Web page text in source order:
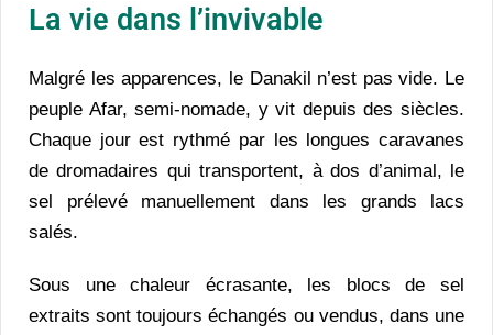
La vie dans l’invivable
Malgré les apparences, le Danakil n’est pas vide. Le
peuple Afar, semi-nomade, y vit depuis des siècles.
Chaque jour est rythmé par les longues caravanes
de dromadaires qui transportent, à dos d’animal, le
sel prélevé manuellement dans les grands lacs
salés.
Sous une chaleur écrasante, les blocs de sel
extraits sont toujours échangés ou vendus, dans une